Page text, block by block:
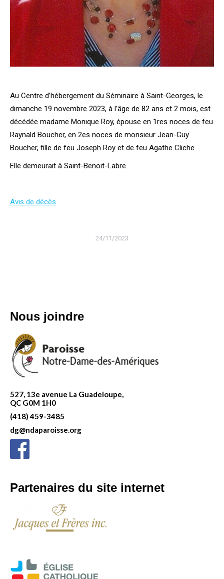
Au Centre d’hébergement du Séminaire à Saint-Georges, le
dimanche 19 novembre 2023, à l’âge de 82 ans et 2 mois, est
décédée madame Monique Roy, épouse en 1res noces de feu
Raynald Boucher, en 2es noces de monsieur Jean-Guy
Boucher, fille de feu Joseph Roy et de feu Agathe Cliche.
Elle demeurait à Saint-Benoit-Labre.
Avis de décès
24/11/2023
Nous joindre
527, 13e avenue La Guadeloupe,
QC G0M 1H0
(418) 459-3485
dg@ndaparoisse.org
Partenaires du site internet